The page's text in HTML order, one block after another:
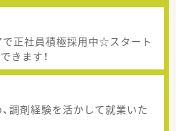
正社員積極採用中☆スタート
きます！
調剤経験を活かして就業いた